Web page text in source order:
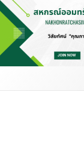
Skip
to
content